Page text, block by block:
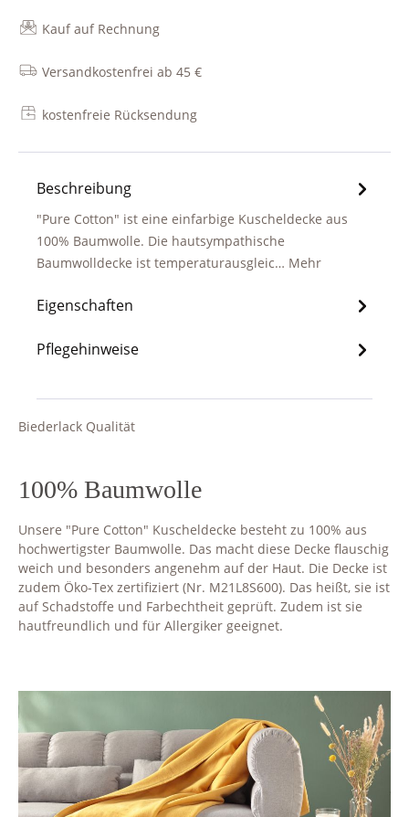
Kauf auf Rechnung
Versandkostenfrei ab 45 €
kostenfreie Rücksendung
Beschreibung
"Pure Cotton" ist eine einfarbige Kuscheldecke aus
100% Baumwolle. Die hautsympathische
Baumwolldecke ist temperaturausgleic… Mehr
Eigenschaften
Pflegehinweise
Biederlack Qualität
100% Baumwolle
Unsere "Pure Cotton" Kuscheldecke besteht zu 100% aus
hochwertigster Baumwolle. Das macht diese Decke flauschig
weich und besonders angenehm auf der Haut. Die Decke ist
zudem Öko-Tex zertifiziert (Nr. M21L8S600). Das heißt, sie ist
auf Schadstoffe und Farbechtheit geprüft. Zudem ist sie
hautfreundlich und für Allergiker geeignet.